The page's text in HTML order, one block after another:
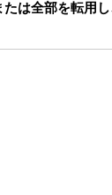
は全部を転用